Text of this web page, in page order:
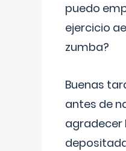
puedo
ejercicio
zumba?
Buenas
antes de
agradecer